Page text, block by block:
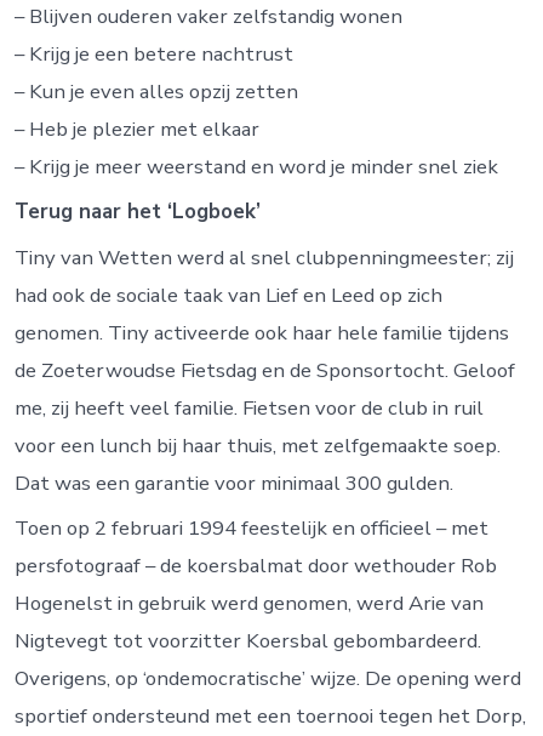
– Blijven ouderen vaker zelfstandig wonen
– Krijg je een betere nachtrust
– Kun je even alles opzij zetten
– Heb je plezier met elkaar
– Krijg je meer weerstand en word je minder snel ziek
Terug naar het ‘Logboek’
Tiny van Wetten werd al snel clubpenningmeester; zij
had ook de sociale taak van Lief en Leed op zich
genomen. Tiny activeerde ook haar hele familie tijdens
de Zoeterwoudse Fietsdag en de Sponsortocht. Geloof
me, zij heeft veel familie. Fietsen voor de club in ruil
voor een lunch bij haar thuis, met zelfgemaakte soep.
Dat was een garantie voor minimaal 300 gulden.
Toen op 2 februari 1994 feestelijk en officieel – met
persfotograaf – de koersbalmat door wethouder Rob
Hogenelst in gebruik werd genomen, werd Arie van
Nigtevegt tot voorzitter Koersbal gebombardeerd.
Overigens, op ‘ondemocratische’ wijze. De opening werd
sportief ondersteund met een toernooi tegen het Dorp,